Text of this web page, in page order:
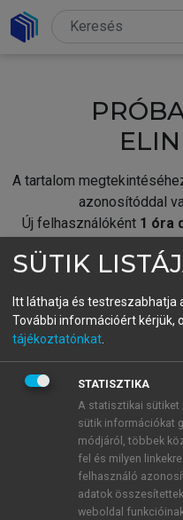
A tartalom
azonosítóddal
Új felhasználóként 1 óra
fiókoddal,vagy
A regisztráció után a
BELÉPÉS SAJÁT
ÚJ FIÓK
1 óra díjmentes
E-MAIL-CÍM
SÜTIK
Itt láthatja és testreszabhatja
További információért kérjük,
tájékoztatónkat
STATISZTIKA
A statisztikai sütiket
sütik információkat
módjáról, többek
fel és milyen
felhasználó
adatok
weboldal